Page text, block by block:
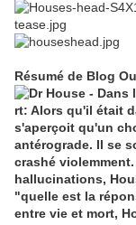
Résumé de Blog
rt: Alors qu'il était
s'aperçoit qu'un
antérograde. Il se
crashé
hallucinations,
"quelle est la
entre vie et mort,